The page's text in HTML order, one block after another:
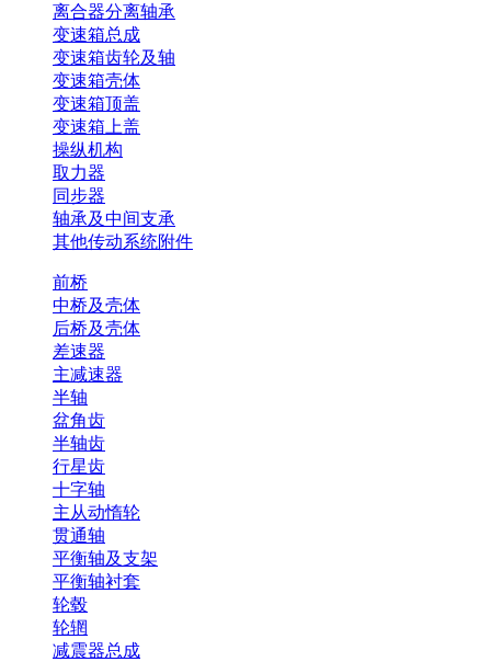
离合器分离轴承
变速箱总成
变速箱齿轮及轴
变速箱壳体
变速箱顶盖
变速箱上盖
操纵机构
取力器
同步器
轴承及中间支承
其他传动系统附件
前桥
中桥及壳体
后桥及壳体
差速器
主减速器
半轴
盆角齿
半轴齿
行星齿
十字轴
主从动惰轮
贯通轴
平衡轴及支架
平衡轴衬套
轮毂
轮辋
减震器总成